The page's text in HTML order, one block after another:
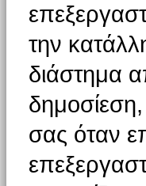
την
διάστημα
σας όταν